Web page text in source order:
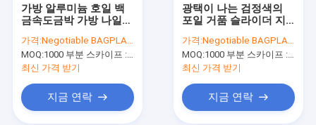
가방 알루미늄 호일 백
금속도금박 가방 나일론
집록크 지퍼 버블 가방 /
버블 슬라이더 백
가격:Negotiable BAGPLASTICS@YAHOO.COM
MOQ:1000 부분 스카이프 : 마이데아르닐
최신 가격 받기
지금 연락
광택이 나는 검정색의
포일 거품 슬라이더 지
트 커버 PE 거품 호일 단
열재 XPE 거품 포일 Ins
를 격리했습니다
가격:Negotiable BAGPLASTICS@YAHOO.COM
MOQ:1000 부분 스카이프 : 마이데아르닐
최신 가격 받기
지금 연락